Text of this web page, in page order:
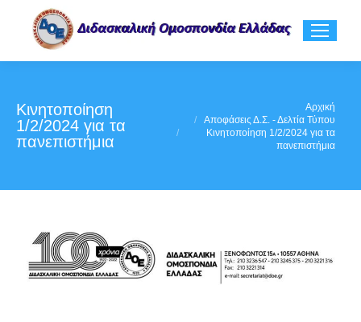
Κινητοποίηση
1/2/2024 για τα
πανεπιστήμια
Αρχική
Αποφάσεις Δ.Σ. - Δελτία Τύπου
Κινητοποίηση 1/2/2024 για τα
πανεπιστήμια